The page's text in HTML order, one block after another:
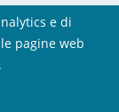
e di
pagine web